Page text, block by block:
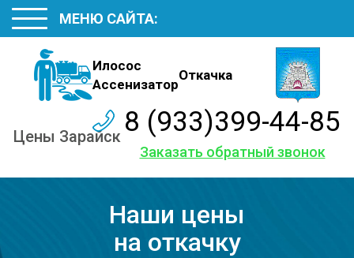
Илосос
Ассенизатор
Откачка
Цены Зарайск 8 (933)399-44-85
Заказать обратный звонок
МЕНЮ САЙТА:
Наши цены
на откачку